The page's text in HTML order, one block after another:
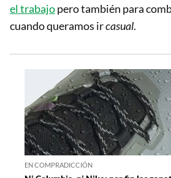
el trabajopero también para
cuando queramos ircasual.
EN COMPRADICCIÓN